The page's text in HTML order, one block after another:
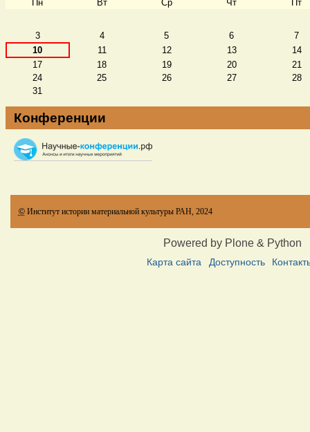
Пн Вт Ср Чт Пт
3 4 5 6
7
10
11 12 13
14
17
18 19 20
21
24
25 26 27
28
31
Конференции
© Институт истории материальной культуры РАН, 2024
Powered by Plone & Python
Карта сайта Доступность